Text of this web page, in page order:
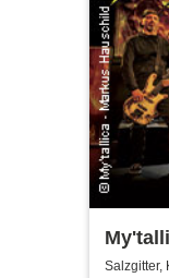
Salzgitter,